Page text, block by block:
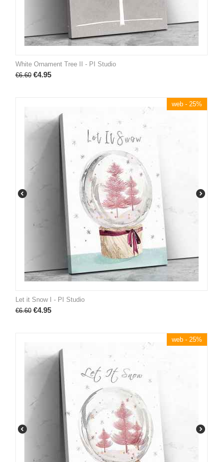
White Ornament Tree II - PI Studio
€6.60 €4.95
web - 25%
Let it Snow I - PI Studio
€6.60 €4.95
web - 25%